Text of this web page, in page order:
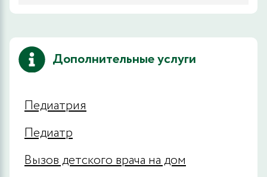
Дополнительные услуги
Педиатрия
Педиатр
Вызов детского врача на дом